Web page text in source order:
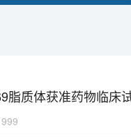
脂质体获准药物临床